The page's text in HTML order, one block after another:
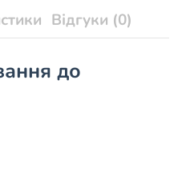
Відгуки (0)
до